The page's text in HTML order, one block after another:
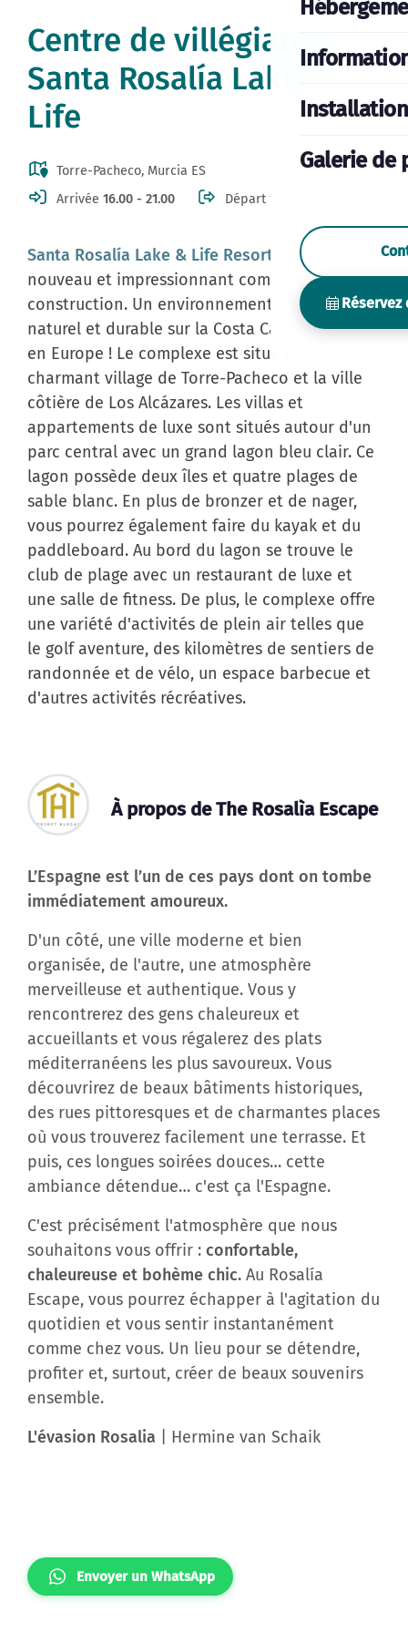
Centre de villégiature
Santa Rosalía Lake &
Life
Santa Rosalía Lake & Life Resort
est un
nouveau et impressionnant complexe en
construction. Un environnement de vie
naturel et durable sur la Costa Cálida, unique
en Europe ! Le complexe est situé entre le
charmant village de Torre-Pacheco et la ville
côtière de Los Alcázares. Les villas et
appartements de luxe sont situés autour d'un
parc central avec un grand lagon bleu clair. Ce
lagon possède deux îles et quatre plages de
sable blanc. En plus de bronzer et de nager,
vous pourrez également faire du kayak et du
paddleboard. Au bord du lagon se trouve le
club de plage avec un restaurant de luxe et
une salle de fitness. De plus, le complexe offre
une variété d'activités de plein air telles que
le golf aventure, des kilomètres de sentiers de
randonnée et de vélo, un espace barbecue et
d'autres activités récréatives.
Torre-Pacheco, Murcia ES
Arrivée 16.00 - 21.00 Départ 10.00
À propos de The Rosalìa Escape
L’Espagne est l’un de ces pays dont on tombe
immédiatement amoureux.
D'un côté, une ville moderne et bien
organisée, de l'autre, une atmosphère
merveilleuse et authentique. Vous y
rencontrerez des gens chaleureux et
accueillants et vous régalerez des plats
méditerranéens les plus savoureux. Vous
découvrirez de beaux bâtiments historiques,
des rues pittoresques et de charmantes places
où vous trouverez facilement une terrasse. Et
puis, ces longues soirées douces… cette
ambiance détendue… c'est ça l'Espagne.
C'est précisément l'atmosphère que nous
souhaitons vous offrir : confortable,
chaleureuse et bohème chic. Au Rosalía
Escape, vous pourrez échapper à l'agitation du
quotidien et vous sentir instantanément
comme chez vous. Un lieu pour se détendre,
profiter et, surtout, créer de beaux souvenirs
ensemble.
L'évasion Rosalia | Hermine van Schaik
Envoyer un WhatsApp
Galerie de